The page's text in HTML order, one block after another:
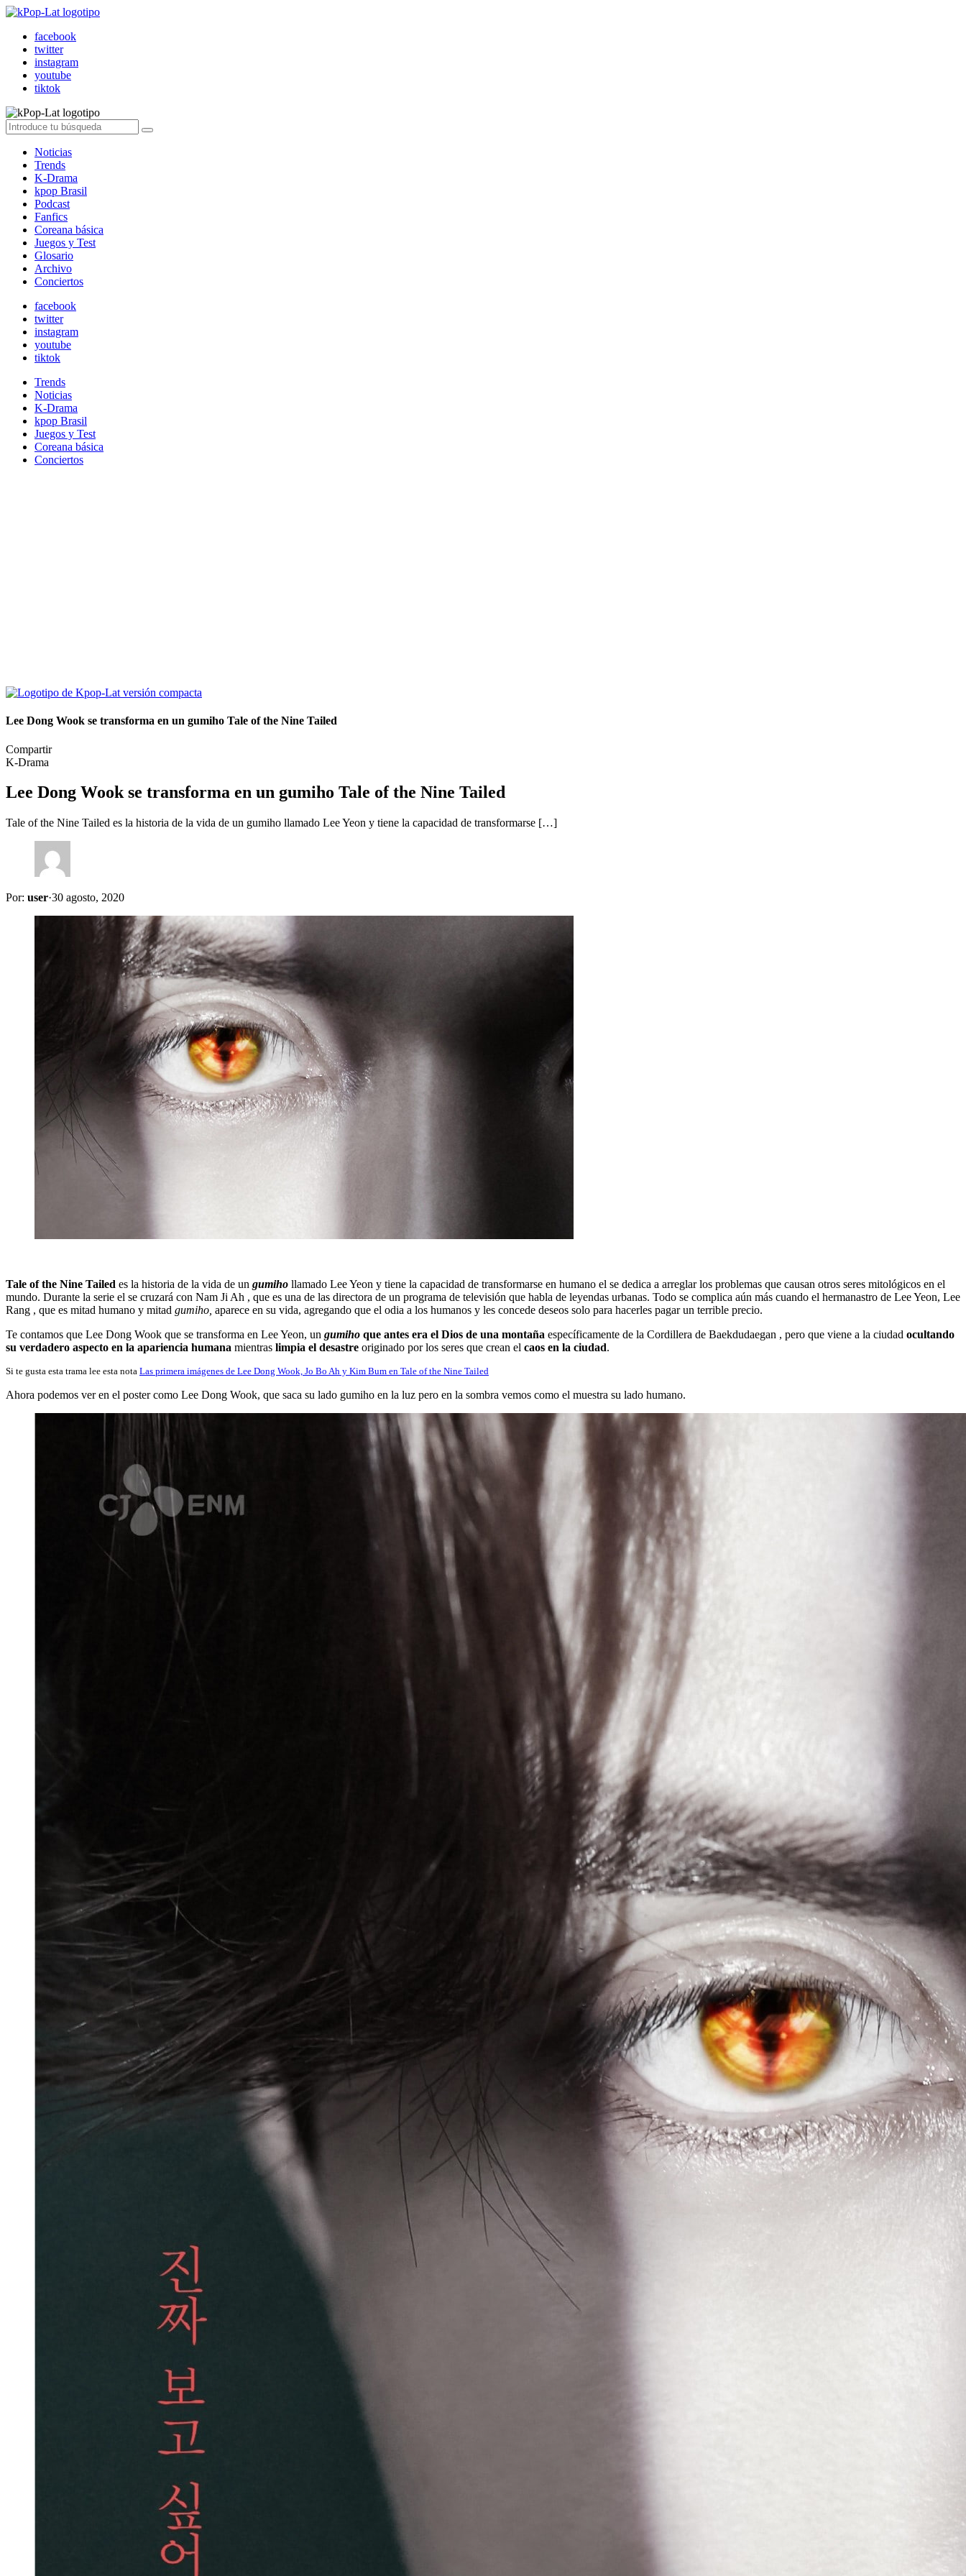
facebook
twitter
instagram
youtube
tiktok
Noticias
Trends
K-Drama
kpop Brasil
Podcast
Fanfics
Coreana básica
Juegos y Test
Glosario
Archivo
Conciertos
facebook
twitter
instagram
youtube
tiktok
Trends
Noticias
K-Drama
kpop Brasil
Juegos y Test
Coreana básica
Conciertos
Lee Dong Wook se transforma en un gumiho Tale of the Nine Tailed
Compartir
K-Drama
Lee Dong Wook se transforma en un gumiho Tale of the Nine Tailed
Tale of the Nine Tailed es la historia de la vida de un gumiho llamado Lee Yeon y tiene la capacidad de transformarse […]
Por: user·30 agosto, 2020
Tale of the Nine Tailed es la historia de la vida de un gumiho llamado Lee Yeon y tiene la capacidad de transformarse en humano el se dedica a arreglar los problemas que causan otros seres mitológicos en el
mundo. Durante la serie el se cruzará con Nam Ji Ah , que es una de las directora de un programa de televisión que habla de leyendas urbanas. Todo se complica aún más cuando el hermanastro de Lee Yeon, Lee
Rang , que es mitad humano y mitad gumiho, aparece en su vida, agregando que el odia a los humanos y les concede deseos solo para hacerles pagar un terrible precio.
Te contamos que Lee Dong Wook que se transforma en Lee Yeon, un gumiho que antes era el Dios de una montaña específicamente de la Cordillera de Baekdudaegan , pero que viene a la ciudad ocultando
su verdadero aspecto en la apariencia humana mientras limpia el desastre originado por los seres que crean el caos en la ciudad.
Si te gusta esta trama lee esta nota Las primera imágenes de Lee Dong Wook, Jo Bo Ah y Kim Bum en Tale of the Nine Tailed
Ahora podemos ver en el poster como Lee Dong Wook, que saca su lado gumiho en la luz pero en la sombra vemos como el muestra su lado humano.